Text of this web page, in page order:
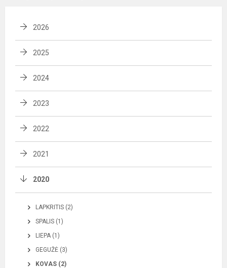
2026
2025
2024
2023
2022
2021
2020
LAPKRITIS (2)
SPALIS (1)
LIEPA (1)
GEGUŽĖ (3)
KOVAS (2)